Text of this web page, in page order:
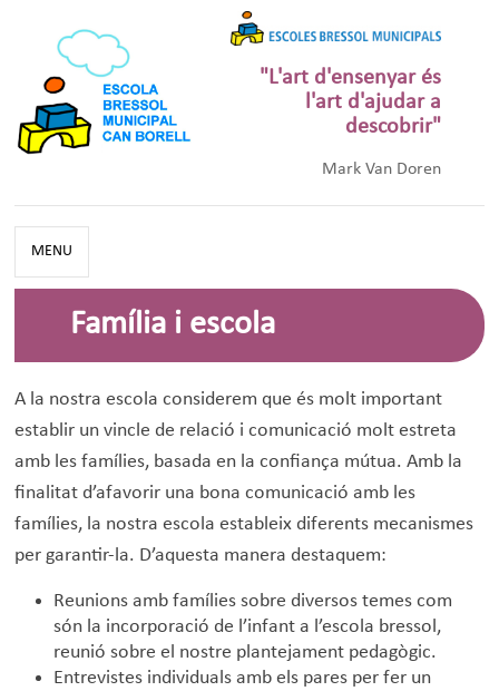
"L'art d'ensenyar és
l'art d'ajudar a
descobrir"
Mark Van Doren
MENU
Família i escola
A la nostra escola considerem que és molt important
establir un vincle de relació i comunicació molt estreta
amb les famílies, basada en la confiança mútua. Amb la
finalitat d’afavorir una bona comunicació amb les
famílies, la nostra escola estableix diferents mecanismes
per garantir-la. D’aquesta manera destaquem:
Reunions amb famílies sobre diversos temes com
són la incorporació de l’infant a l’escola bressol,
reunió sobre el nostre plantejament pedagògic.
Entrevistes individuals amb els pares per fer un